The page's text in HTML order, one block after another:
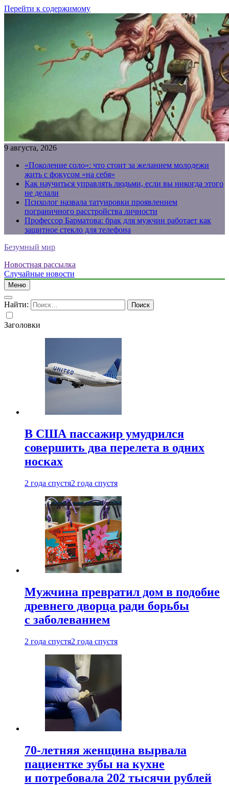
Перейти к содержимому
9 августа, 2026
«Поколение соло»: что стоит за желанием молодежи
жить с фокусом «на себя»
Как научиться управлять людьми, если вы никогда этого
не делали
Психолог назвала татуировки проявлением
пограничного расстройства личности
Профессор Барматова: брак для мужчин работает как
защитное стекло для телефона
Безумный мир
Новостная рассылка
Случайные новости
Меню
Найти:
Заголовки
В США пассажир умудрился
совершить два перелета в одних
носках
2 года спустя2 года спустя
Мужчина превратил дом в подобие
древнего дворца ради борьбы
с заболеванием
2 года спустя2 года спустя
70-летняя женщина вырвала
пациентке зубы на кухне
и потребовала 202 тысячи рублей